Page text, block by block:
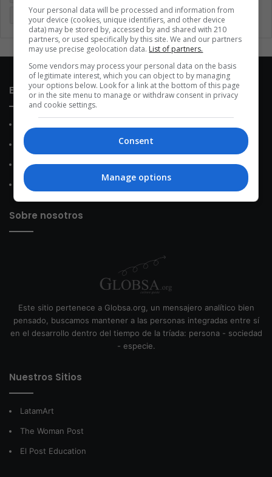
Memes (ES) Mundo México Música Politica
Enlaces de interés
Contacto
Política de Privacidad
Política de Cookies
Sobre nosotros
Este sitio pertenece a Globsa.org, un mensajero analítico bien
pensado, buscamos mantener a las personas integradas entre sí
en el desarrollo dentro del tiempo de la tríada: persona - sociedad
- especie.
Nuestros Sitios
LatamArt
The Woman Post
El Post Education
Your personal data will be processed and information from
your device (cookies, unique identifiers, and other device
data) may be stored by, accessed by and shared with 210
partners, or used specifically by this site. We and our partners
may use precise geolocation data. List of partners.
Some vendors may process your personal data on the basis
of legitimate interest, which you can object to by managing
your options below. Look for a link at the bottom of this page
or in the site menu to manage or withdraw consent in privacy
and cookie settings.
Consent
Manage options